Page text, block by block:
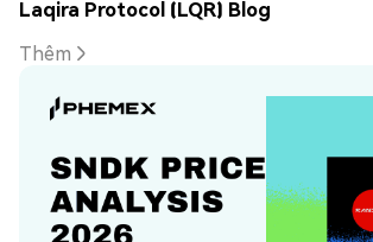
Laqira Protocol (LQR) Blog
Thêm